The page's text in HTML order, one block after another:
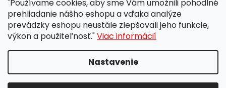
"Používame cookies, aby sme Vám umožnili pohodlné
prehliadanie nášho eshopu a vďaka analýze
prevádzky eshopu neustále zlepšovali jeho funkcie,
výkon a použiteľnosť."Viac informácií
Nastavenie
E-shop: 0948 647 767